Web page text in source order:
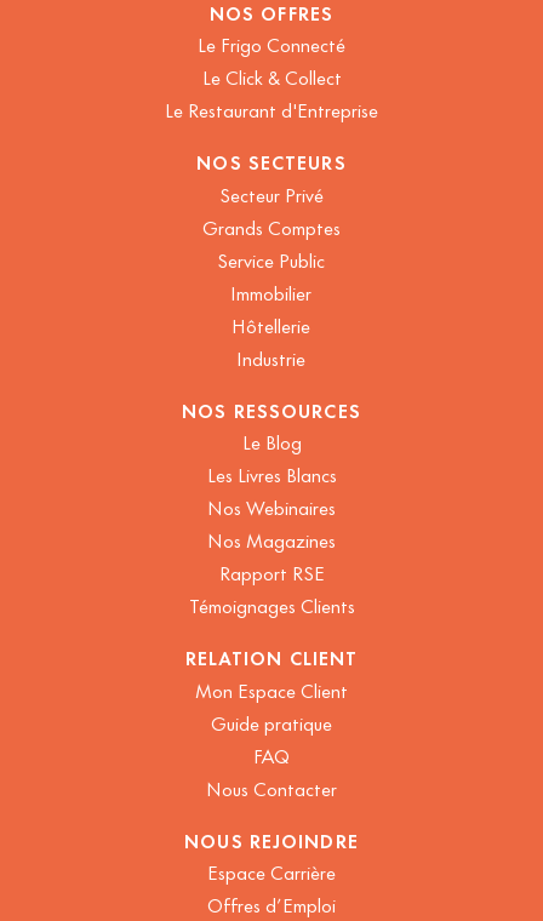
NOS OFFRES
Le Frigo Connecté
Le Click & Collect
Le Restaurant d'Entreprise
NOS SECTEURS
Secteur Privé
Grands Comptes
Service Public
Immobilier
Hôtellerie
Industrie
NOS RESSOURCES
Le Blog
Les Livres Blancs
Nos Webinaires
Nos Magazines
Rapport RSE
Témoignages Clients
RELATION CLIENT
Mon Espace Client
Guide pratique
FAQ
Nous Contacter
NOUS REJOINDRE
Espace Carrière
Offres d’Emploi